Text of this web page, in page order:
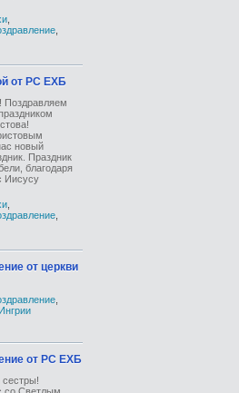
от РС ЕХБ
Поздравляем
новый
Праздник
благодаря
Иисусу
от церкви
от РС ЕХБ
сестры!